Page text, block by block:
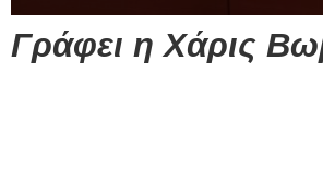
Γράφει η Χάρις